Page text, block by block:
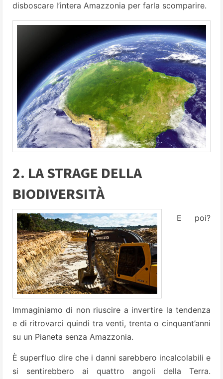
disboscare l’intera Amazzonia per farla scomparire.
2. LA STRAGE DELLA
BIODIVERSITÀ
E poi?
Immaginiamo di non riuscire a invertire la tendenza
e di ritrovarci quindi tra venti, trenta o cinquant’anni
su un Pianeta senza Amazzonia.
È superfluo dire che i danni sarebbero incalcolabili e
si sentirebbero ai quattro angoli della Terra.